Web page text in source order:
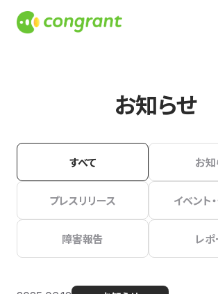
お知らせ
すべて お知
プレスリリース イベント
障害報告 レポ